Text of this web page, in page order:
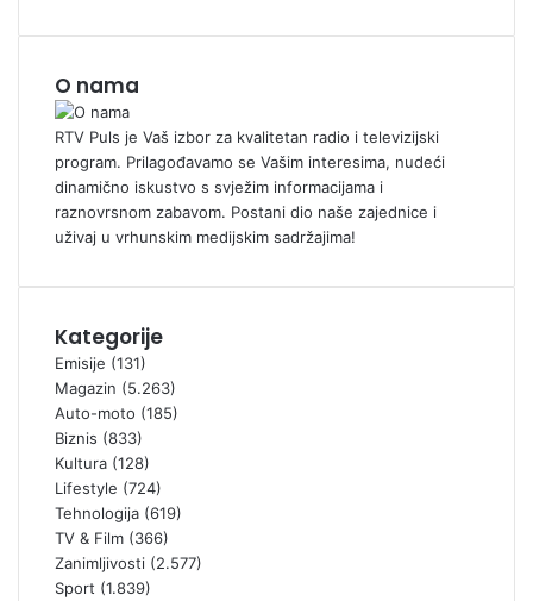
O nama
RTV Puls je Vaš izbor za kvalitetan radio i televizijski
program. Prilagođavamo se Vašim interesima, nudeći
dinamično iskustvo s svježim informacijama i
raznovrsnom zabavom. Postani dio naše zajednice i
uživaj u vrhunskim medijskim sadržajima!
Kategorije
Emisije (131)
Magazin (5.263)
Auto-moto (185)
Biznis (833)
Kultura (128)
Lifestyle (724)
Tehnologija (619)
TV & Film (366)
Zanimljivosti (2.577)
Sport (1.839)